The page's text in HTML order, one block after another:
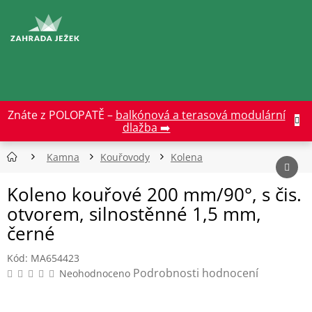
obsah
Znáte z POLOPATĚ – balkónová a terasová modulární
dlažba ➡️
Kamna Kouřovody Kolena
Koleno kouřové 200 mm/90°, s čis.
otvorem, silnostěnné 1,5 mm,
černé
Kód: MA654423
Průměrné
hodnocení
Neohodnoceno Podrobnosti hodnocení